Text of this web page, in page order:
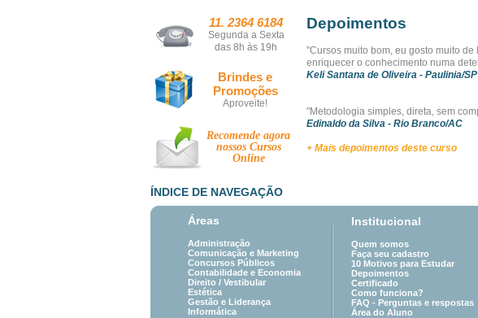
11. 2364 6184
Segunda a Sexta
das 8h às 19h
Brindes e
Promoções
Aproveite!
Recomende agora
nossos Cursos
Online
Depoimentos
"Cursos muito bom, eu gosto muito
enriquecer o conhecimento numa
Keli Santana de Oliveira - Paulinia/SP
"Metodologia simples, direta, sem
Edinaldo da Silva - Rio Branco/AC
+ Mais depoimentos deste curso
ÍNDICE DE NAVEGAÇÃO
Áreas
Administração
Comunicação e Marketing
Concursos Públicos
Contabilidade e Economia
Direito / Vestibular
Estética
Gestão e Liderança
Informática
Institucional
Quem somos
Faça seu cadastro
10 Motivos para Estudar
Depoimentos
Certificado
Como funciona?
FAQ - Perguntas e respostas
Área do Aluno